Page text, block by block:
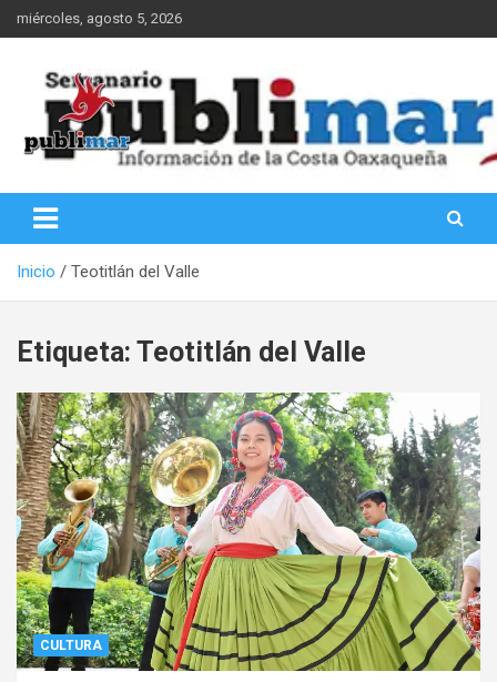
Saltar
al
miércoles, agosto 5, 2026
PubliMar
Inicio Teotitlán del Valle
Etiqueta: Teotitlán del Valle
CULTURA